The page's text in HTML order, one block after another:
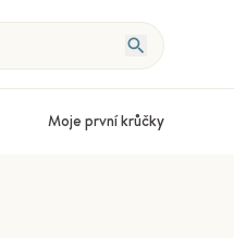
Moje první krůčky